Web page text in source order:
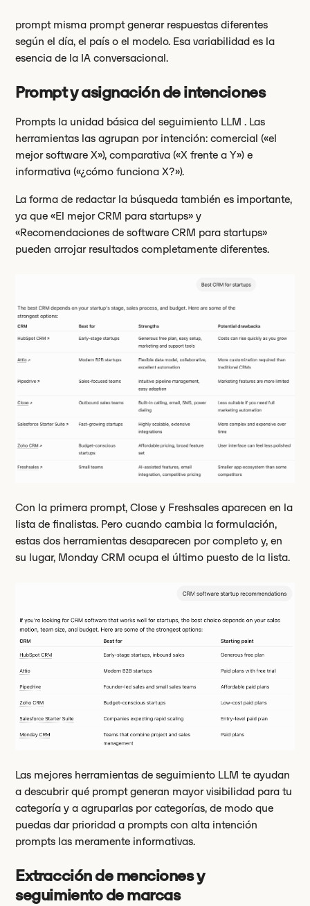
prompt misma prompt generar respuestas diferentes
según el día, el país o el modelo. Esa variabilidad es la
esencia de la IA conversacional.
Prompt y asignación de intenciones
Prompts la unidad básica del seguimiento LLM . Las
herramientas las agrupan por intención: comercial («el
mejor software X»), comparativa («X frente a Y») e
informativa («¿cómo funciona X?»).
La forma de redactar la búsqueda también es importante,
ya que «El mejor CRM para startups» y
«Recomendaciones de software CRM para startups»
pueden arrojar resultados completamente diferentes.
Con la primera prompt, Close y Freshsales aparecen en la
lista de finalistas. Pero cuando cambia la formulación,
estas dos herramientas desaparecen por completo y, en
su lugar, Monday CRM ocupa el último puesto de la lista.
Las mejores herramientas de seguimiento LLM te ayudan
a descubrir qué prompt generan mayor visibilidad para tu
categoría y a agruparlas por categorías, de modo que
puedas dar prioridad a prompts con alta intención
prompts las meramente informativas.
Extracción de menciones y
seguimiento de marcas